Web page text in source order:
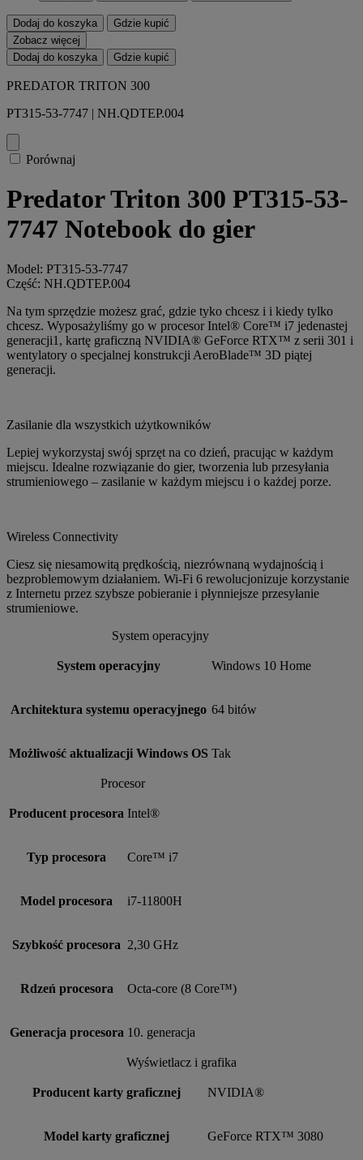
Dodaj do koszyka
Gdzie kupić
Zobacz więcej
Dodaj do koszyka
Gdzie kupić
PREDATOR TRITON 300
PT315-53-7747 | NH.QDTEP.004
Porównaj
Predator Triton 300 PT315-53-
7747 Notebook do gier
Model: PT315-53-7747
Część: NH.QDTEP.004
Na tym sprzędzie możesz grać, gdzie tyko chcesz i i kiedy tylko
chcesz. Wyposażyliśmy go w procesor Intel® Core™ i7 jedenastej
generacji1, kartę graficzną NVIDIA® GeForce RTX™ z serii 301 i
wentylatory o specjalnej konstrukcji AeroBlade™ 3D piątej
generacji.
Zasilanie dla wszystkich użytkowników
Lepiej wykorzystaj swój sprzęt na co dzień, pracując w każdym
miejscu. Idealne rozwiązanie do gier, tworzenia lub przesyłania
strumieniowego – zasilanie w każdym miejscu i o każdej porze.
Wireless Connectivity
Ciesz się niesamowitą prędkością, niezrównaną wydajnością i
bezproblemowym działaniem. Wi-Fi 6 rewolucjonizuje korzystanie
z Internetu przez szybsze pobieranie i płynniejsze przesyłanie
strumieniowe.
System operacyjny
System operacyjny Windows 10 Home
Architektura systemu operacyjnego 64 bitów
Możliwość aktualizacji Windows OS Tak
Procesor
Producent procesora Intel®
Typ procesora Core™ i7
Model procesora i7-11800H
Szybkość procesora 2,30 GHz
Rdzeń procesora Octa-core (8 Core™)
Generacja procesora 10. generacja
Wyświetlacz i grafika
Producent karty graficznej NVIDIA®
Model karty graficznej GeForce RTX™ 3080